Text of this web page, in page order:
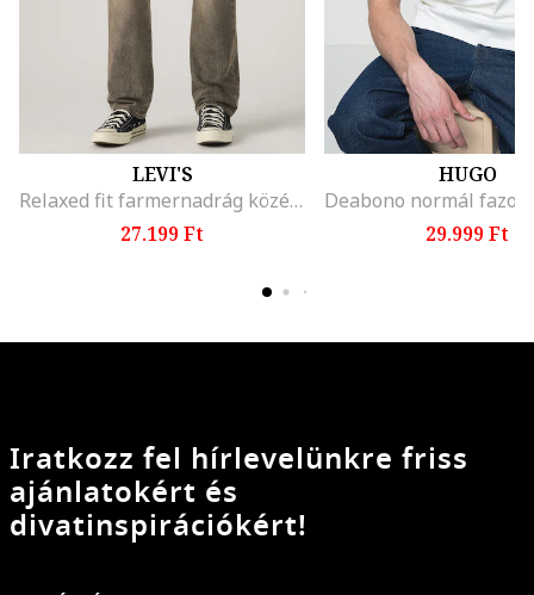
LEVI'S
Relaxed fit farmernadrág középmagas derékrésszel, Hamuszürke
27.199 Ft
HUGO
29.999 Ft
Iratkozz fel hírlevelünkre friss
ajánlatokért és
divatinspirációkért!